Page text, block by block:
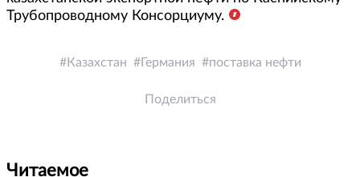
Трубопроводному Консорциуму.
Казахстан Германия поставка нефти
Поделиться
Читаемое